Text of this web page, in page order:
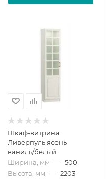
Шкаф-витрина
Ливерпуль ясень
ваниль/белый
Ширина, мм — 500
Высота, мм — 2203